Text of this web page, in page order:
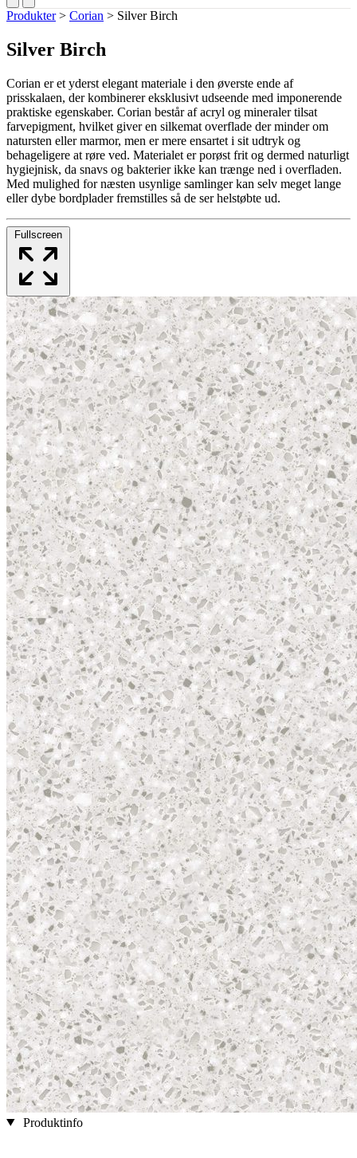
Produkter > Corian > Silver Birch
Silver Birch
Corian er et yderst elegant materiale i den øverste ende af
prisskalaen, der kombinerer eksklusivt udseende med imponerende
praktiske egenskaber. Corian består af acryl og mineraler tilsat
farvepigment, hvilket giver en silkemat overflade der minder om
natursten eller marmor, men er mere ensartet i sit udtryk og
behageligere at røre ved. Materialet er porøst frit og dermed naturligt
hygiejnisk, da snavs og bakterier ikke kan trænge ned i overfladen.
Med mulighed for næsten usynlige samlinger kan selv meget lange
eller dybe bordplader fremstilles så de ser helstøbte ud.
Fullscreen
Produktinfo